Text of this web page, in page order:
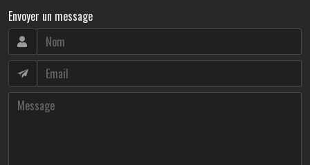
Envoyer un message